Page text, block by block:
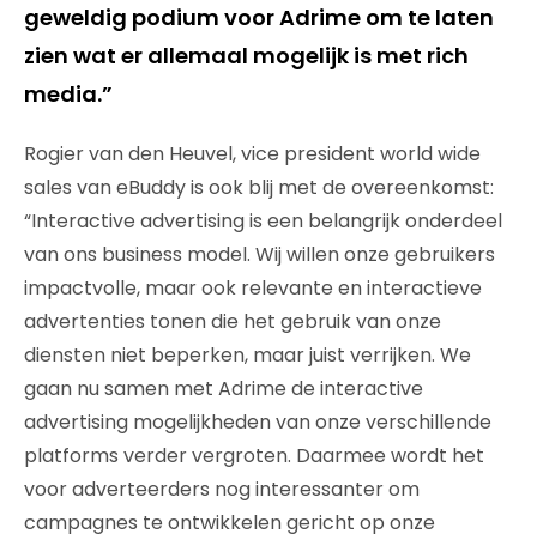
geweldig podium voor Adrime om te laten
zien wat er allemaal mogelijk is met rich
media.”
Rogier van den Heuvel, vice president world wide
sales van eBuddy is ook blij met de overeenkomst:
“Interactive advertising is een belangrijk onderdeel
van ons business model. Wij willen onze gebruikers
impactvolle, maar ook relevante en interactieve
advertenties tonen die het gebruik van onze
diensten niet beperken, maar juist verrijken. We
gaan nu samen met Adrime de interactive
advertising mogelijkheden van onze verschillende
platforms verder vergroten. Daarmee wordt het
voor adverteerders nog interessanter om
campagnes te ontwikkelen gericht op onze